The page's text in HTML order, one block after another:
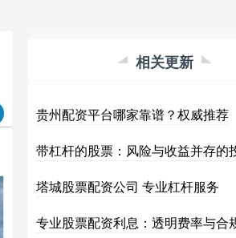
相关更新
贵州配资平台哪家靠谱？权威推荐
带杠杆的股票：风险与收益并存的
塔城股票配资公司 专业杠杆服务
专业股票配资利息：透明费率与合